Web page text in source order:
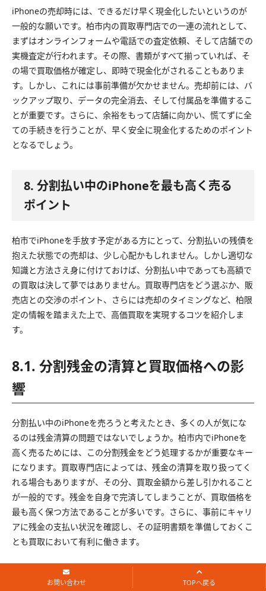
iPhoneの売却時には、できるだけ早く現金化したいというのが
一般的な願いです。柏市内の買取専門店での一連の流れとして、
まずはオンラインフォームや電話での査定依頼、そして店舗での
実機査定が行われます。その際、書類がすべて揃っていれば、そ
の場で買取価格が確定し、即時で現金化がされることもありま
す。しかし、これには事前準備が欠かせません。売却前には、バ
ックアップ取り、データの完全消去、そして付属品を準備するこ
とが重要です。さらに、余裕をもって店舗に向かい、慌てずに全
ての手続きを行うことが、早く安全に現金化するためのポイント
となるでしょう。
8. 分割払い中のiPhoneを最も高く売る
ポイント
柏市でiPhoneを手放す予定がある方にとって、分割払いの残債を
抱えた状態での売却は、少し心配かもしれません。しかし適切な
知識と方法さえ身に付けておけば、分割払い中であっても高額で
の買取は決して夢ではありません。買取専門店をどう選ぶか、販
売店との交渉のポイント、さらには売却のタイミングなど、柏限
定の情報を踏まえた上で、高価買取を実現するコツを紹介しま
す。
8.1. 分割残金の清算と買取価格への影
響
分割払い中のiPhoneを売ろうと考えたとき、多くの人が気にな
るのは残金清算の問題ではないでしょうか。柏市内でiPhoneを
高く売るためには、この分割残金をどう処理するかが重要なキー
になります。買取専門店によっては、残金の清算を取り扱ってく
れる場合もありますが、その分、買取金額から差し引かれること
が一般的です。残金を自身で完済してしまうことが、買取価格を
最も高く保つ方法であることが多いです。さらに、事前にキャリ
アに残金の支払い状況を確認し、その証明書類を準備しておくこ
とも買取において有利に働きます。
8.2. 買取金額アップのための交渉術と
お問い合わせ TOPへ戻る